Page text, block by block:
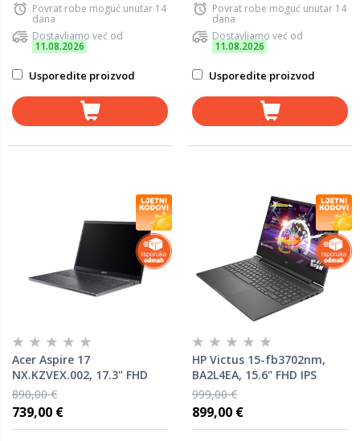
Povrat robe moguć unutar 14
dana
Dostavljamo već od
11.08.2026
Usporedite proizvod
Povrat robe moguć unutar 14
dana
Dostavljamo već od
11.08.2026
Usporedite proizvod
Acer Aspire 17
NX.KZVEX.002, 17.3" FHD
IPS, Intel Core i5-1334U,
16GB RAM, 512GB SSD, Intel
Iris Xᶱ Graphics, Windows
890,00 €
739,00 €
HP Victus 15-fb3702nm,
BA2L4EA, 15.6" FHD IPS
144Hz, AMD Ryzen 5
8645HS, 16GB RAM, 512GB
SSD, nVidia GeForce RTX
999,00 €
899,00 €